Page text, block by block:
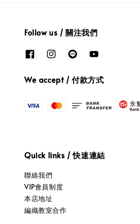
Follow us / 關注我們
We accept / 付款方式
Quick links / 快速連結
聯絡我們
VIP會員制度
本店地址
編織教室合作